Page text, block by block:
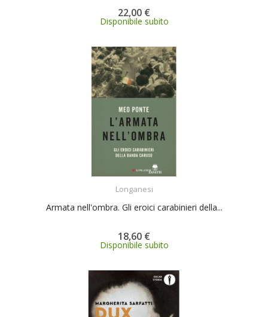
22,00 €
Disponibile subito
Longanesi
Armata nell'ombra. Gli eroici carabinieri della...
18,60 €
Disponibile subito